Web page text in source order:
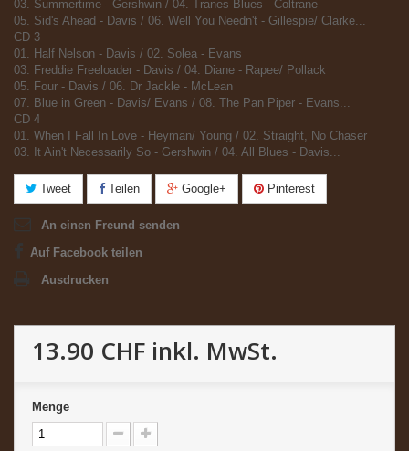
03. Summertime - Gershwin / 04. Tranes Blues - Coltrane
05. Sid's Ahead - Davis / 06. Well You Needn't - Gillespie/ Clarke...
CD 3
01. Half Nelson - Davis / 02. Solea - Evans
03. Freddie Freeloader - Davis / 04. Diane - Rapee/ Pollack
05. Four - Davis / 06. Dr Jackle - McLean
07. Blue in Green - Davis/ Evans / 08. The Pan Piper - Evans...
CD 4
01. When I Fall In Love - Heyman/ Young / 02. Straight, No Chaser
03. It Ain't Necessarily So - Gershwin / 04. All Blues - Davis...
Tweet Teilen Google+ Pinterest
An einen Freund senden
Auf Facebook teilen
Ausdrucken
13.90 CHF inkl. MwSt.
Menge